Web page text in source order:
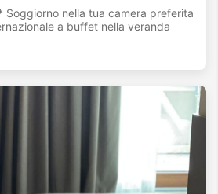
Soggiorno nella tua camera preferita
a buffet nella veranda